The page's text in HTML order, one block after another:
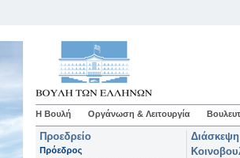
Η Βουλή Οργάνωση & Λειτουργία
Προεδρείο
Πρόεδρος